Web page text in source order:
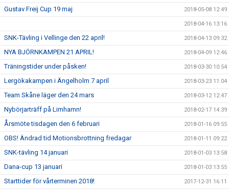
Gustav Freij Cup 19 maj 2018-05-08 12:49
2018-04-16 13:16
SNK-Tävling i Vellinge den 22 april! 2018-04-13 09:32
NYA BJÖRNKAMPEN 21 APRIL! 2018-04-09 12:46
Träningstider under påsken! 2018-03-30 10:54
Lergökakampen i Ängelholm 7 april 2018-03-23 11:04
Team Skåne läger den 24 mars 2018-03-12 12:47
Nybörjarträff på Limhamn! 2018-02-17 14:39
Årsmöte tisdagen den 6 februari 2018-01-16 09:55
OBS! Ändrad tid Motionsbrottning fredagar 2018-01-11 09:22
SNK-tävling 14 januari 2018-01-03 13:58
Dana-cup 13 januari 2018-01-03 13:55
Starttider för vårterminen 2018! 2017-12-31 16:11